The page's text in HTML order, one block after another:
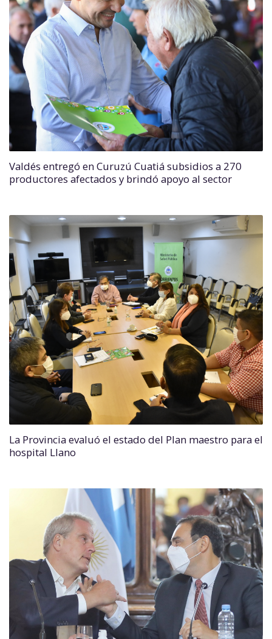
Valdés entregó en Curuzú Cuatiá subsidios a 270
productores afectados y brindó apoyo al sector
La Provincia evaluó el estado del Plan maestro para el
hospital Llano